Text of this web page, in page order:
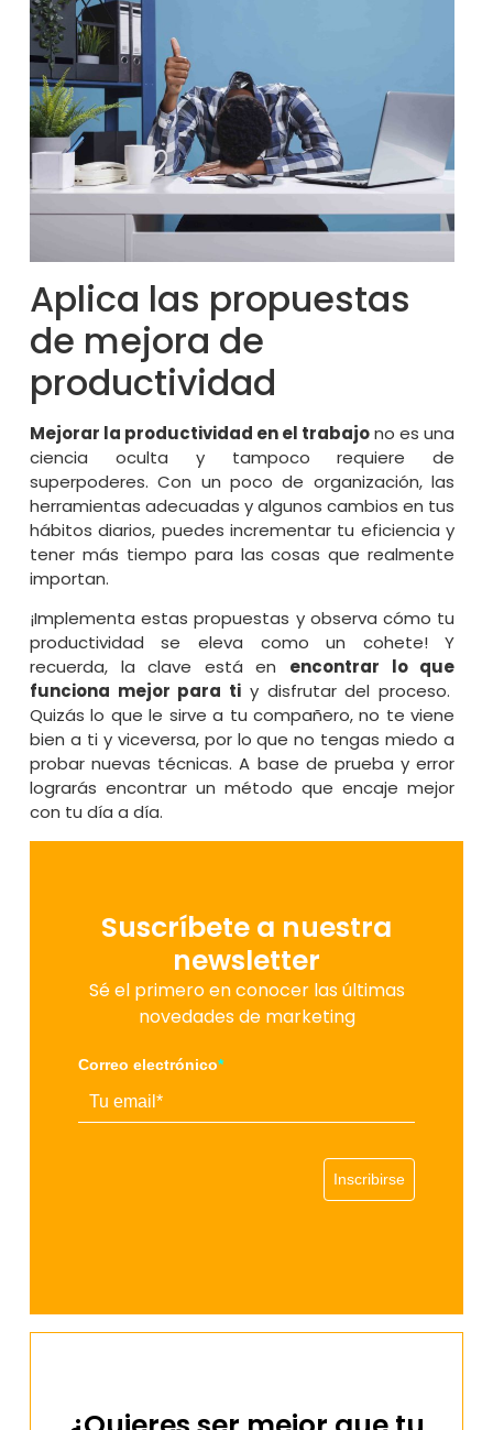
Aplica las propuestas
de mejora de
productividad
Mejorar la productividad en el trabajono es una
ciencia oculta y tampoco requiere de
superpoderes. Con un poco de organización, las
herramientas adecuadas y algunos cambios en tus
hábitos diarios, puedes incrementar tu eficiencia y
tener más tiempo para las cosas que realmente
importan.
¡Implementa estas propuestas y observa cómo tu
productividad se eleva como un cohete! Y
recuerda, la clave está en encontrar lo que
funciona mejor para ti y disfrutar del proceso.
Quizás lo que le sirve a tu compañero, no te viene
bien a ti y viceversa, por lo que no tengas miedo a
probar nuevas técnicas. A base de prueba y error
lograrás encontrar un método que encaje mejor
con tu día a día.
Suscríbete a nuestra
newsletter
Sé el primero en conocer las últimas
novedades de marketing
Correo electrónico*
Inscribirse